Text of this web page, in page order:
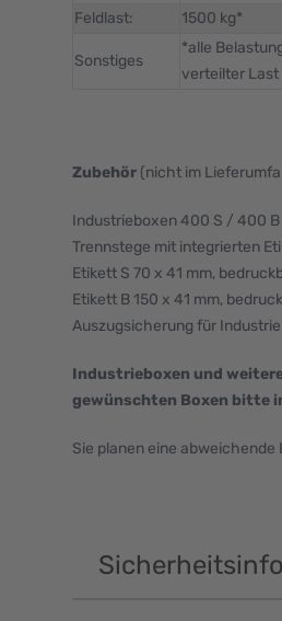
Feldlast:
1500 kg*
Sonstiges
*alle
verteilter Last
Zubehör (nicht im
Industrieboxen 400 S / 400 B
Trennstege mit integrierten
Etikett S 70 x 41 mm,
Etikett B 150 x 41 mm,
Auszugsicherung für
Industrieboxen und
gewünschten Boxen bitte
Sie planen eine